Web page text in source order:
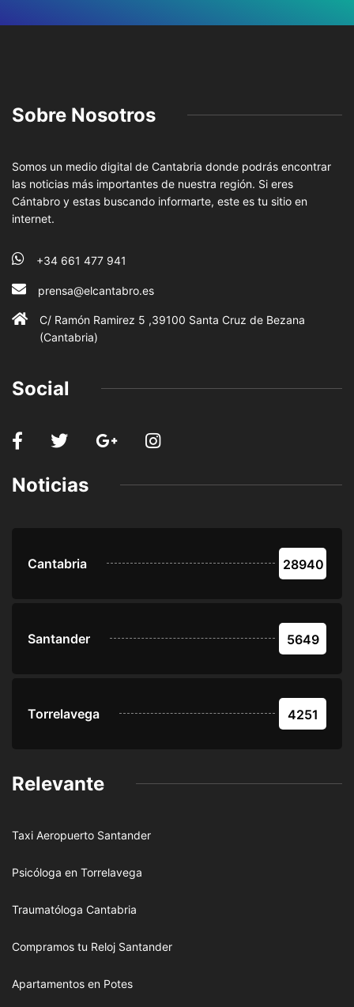
Sobre Nosotros
Somos un medio digital de Cantabria donde podrás encontrar
las noticias más importantes de nuestra región. Si eres
Cántabro y estas buscando informarte, este es tu sitio en
internet.
+34 661 477 941
prensa@elcantabro.es
C/ Ramón Ramirez 5 ,39100 Santa Cruz de Bezana
(Cantabria)
Social
Noticias
Cantabria 28940
Santander 5649
Torrelavega 4251
Relevante
Taxi Aeropuerto Santander
Psicóloga en Torrelavega
Traumatóloga Cantabria
Compramos tu Reloj Santander
Apartamentos en Potes